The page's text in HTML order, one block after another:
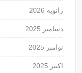
ژانویه 2026
دسامبر 2025
نوامبر 2025
اکتبر 2025